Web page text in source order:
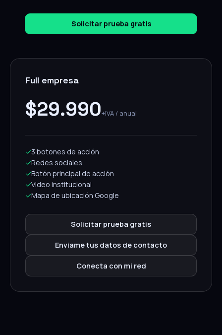
Solicitar prueba gratis
Full empresa
$29.990+IVA / anual
✓3 botones de acción
✓Redes sociales
✓Botón principal de acción
✓Video institucional
✓Mapa de ubicación Google
Solicitar prueba gratis
Enviame tus datos de contacto
Conecta con mi red